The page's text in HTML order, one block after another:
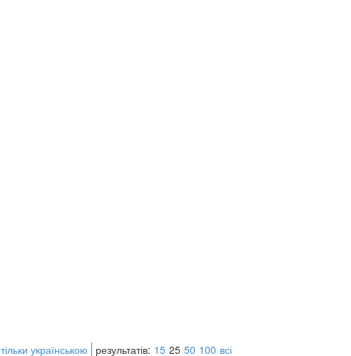
тільки українською результатів: 15 25 50 100 всі